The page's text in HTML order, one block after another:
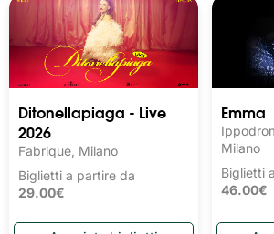
Ditonellapiaga - Live
2026
Fabrique, Milano
Biglietti a partire da
29.00€
Emma
Milano
Biglietti
46.00€